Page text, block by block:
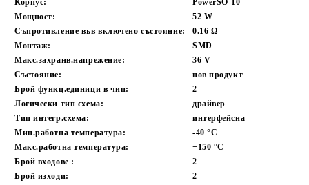
Корпус:
PowerSO-10
Мощност:
52 W
Съпротивление във включено състояние:
0.16 Ω
Монтаж:
SMD
Макс.захранв.напрежение:
36 V
Състояние:
нов продукт
Брой функц.единици в чип:
2
Логически тип схема:
драйвер
Тип интегр.схема:
интерфейсна
Мин.работна температура:
-40°C
Макс.работна температура:
+150 °C
Брой входове :
2
Брой изходи:
2